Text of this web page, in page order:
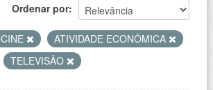
Ordenar por
ATIVIDADE ECONÔMICA
TELEVISÃO